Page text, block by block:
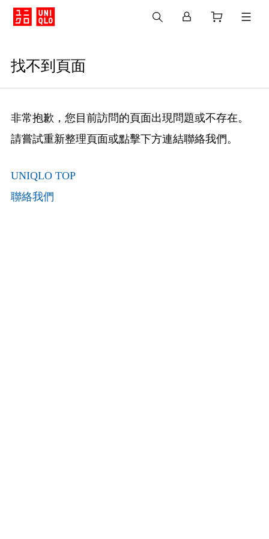
找不到頁面
非常抱歉，您目前訪問的頁面出現問題或不存在。
請嘗試重新整理頁面或點擊下方連結聯絡我們。
UNIQLO TOP
聯絡我們